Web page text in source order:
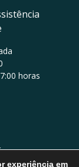
horas
experiência em